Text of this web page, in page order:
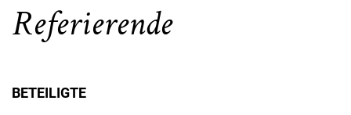
Referierende
BETEILIGTE